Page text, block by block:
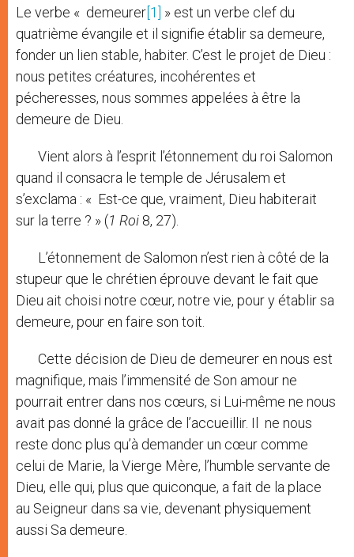
Le verbe « demeurer [1]
» est un verbe clef du
quatrième évangile et il signifie établir sa demeure,
fonder un lien stable, habiter. C’est le projet de Dieu :
nous petites créatures, incohérentes et
pécheresses, nous sommes appelées à être la
demeure de Dieu.
Vient alors à l’esprit l’étonnement du roi Salomon
quand il consacra le temple de Jérusalem et
s’exclama : « Est-ce que, vraiment, Dieu habiterait
sur la terre ? » (1 Roi 8, 27).
L’étonnement de Salomon n’est rien à côté de la
stupeur que le chrétien éprouve devant le fait que
Dieu ait choisi notre cœur, notre vie, pour y établir sa
demeure, pour en faire son toit.
Cette décision de Dieu de demeurer en nous est
magnifique, mais l’immensité de Son amour ne
pourrait entrer dans nos cœurs, si Lui-même ne nous
avait pas donné la grâce de l’accueillir. Il ne nous
reste donc plus qu’à demander un cœur comme
celui de Marie, la Vierge Mère, l’humble servante de
Dieu, elle qui, plus que quiconque, a fait de la place
au Seigneur dans sa vie, devenant physiquement
aussi Sa demeure.